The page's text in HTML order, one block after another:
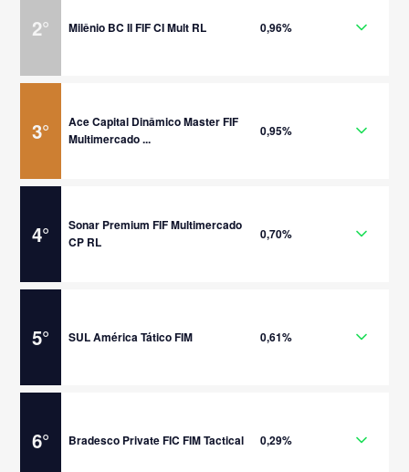
2° Milênio BC II FIF CI Mult RL 0,96%
3°
Ace Capital Dinâmico Master FIF
Multimercado ...
0,95%
4°
Sonar Premium FIF Multimercado
CP RL
0,70%
5° SUL América Tático FIM 0,61%
6° Bradesco Private FIC FIM Tactical 0,29%